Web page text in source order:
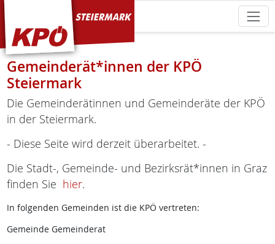
KPÖ Steiermark
Gemeinderät*innen der KPÖ
Steiermark
Die Gemeinderätinnen und Gemeinderäte der KPÖ
in der Steiermark.
- Diese Seite wird derzeit überarbeitet. -
Die Stadt-, Gemeinde- und Bezirksrät*innen in Graz
finden Sie hier.
In folgenden Gemeinden ist die KPÖ vertreten:
Gemeinde Gemeinderat